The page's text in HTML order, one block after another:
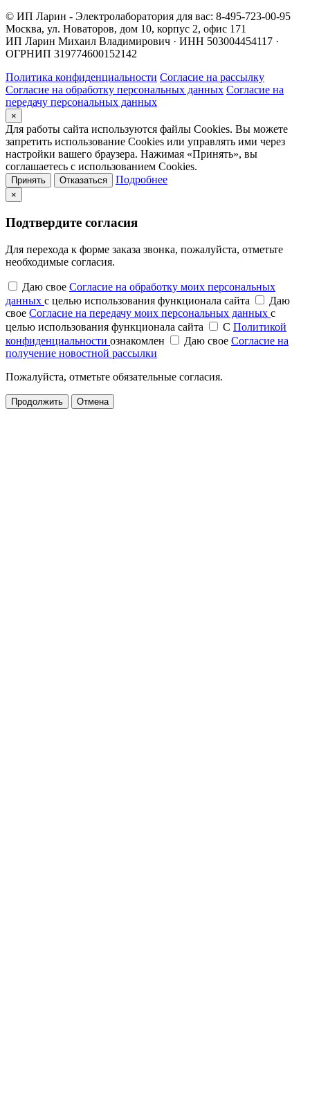
© ИП Ларин - Электролаборатория для вас: 8-495-723-00-95
Москва, ул. Новаторов, дом 10, корпус 2, офис 171
ИП Ларин Михаил Владимирович · ИНН 503004454117 ·
ОГРНИП 319774600152142
Политика конфиденциальности Согласие на рассылку
Согласие на обработку персональных данных Согласие на
передачу персональных данных
×
Для работы сайта используются файлы Cookies. Вы можете
запретить использование Cookies или управлять ими через
настройки вашего браузера. Нажимая «Принять», вы
соглашаетесь с использованием Cookies.
Принять Отказаться Подробнее
×
Подтвердите согласия
Для перехода к форме заказа звонка, пожалуйста, отметьте
необходимые согласия.
Даю свое Согласие на обработку моих персональных
данных с целью использования функционала сайта
Даю
свое Согласие на передачу моих персональных данных с
целью использования функционала сайта
С Политикой
конфиденциальности ознакомлен Даю свое Согласие на
получение новостной рассылки
Пожалуйста, отметьте обязательные согласия.
Продолжить Отмена